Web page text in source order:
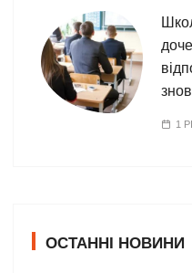
1
ОСТАННІ НОВИНИ